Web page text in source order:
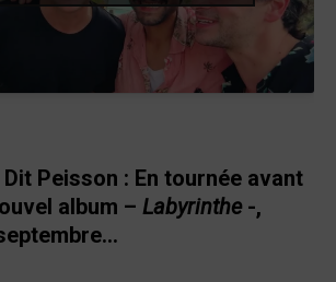
Peisson : En tournée avant
album – Labyrinthe-,